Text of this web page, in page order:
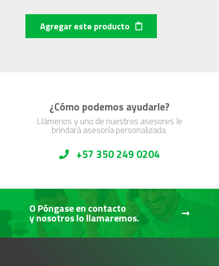
Agregar este producto
¿Cómo podemos ayudarle?
Llámenos y uno de nuestros asesores le
brindará asesoría personalizada.
+57 350 249 0204
O Póngase en contacto
y nosotros lo llamaremos.